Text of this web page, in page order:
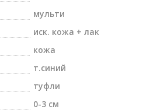
мульти
иск. кожа + лак
кожа
т.синий
туфли
0-3 см